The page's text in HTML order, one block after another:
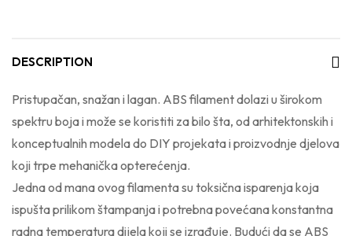
DESCRIPTION
Pristupačan, snažan i lagan. ABS filament dolazi u širokom
spektru boja i može se koristiti za bilo šta, od arhitektonskih i
konceptualnih modela do DIY projekata i proizvodnje djelova
koji trpe mehanička opterećenja.
Jedna od mana ovog filamenta su toksična isparenja koja
ispušta prilikom štampanja i potrebna povećana konstantna
radna temperatura dijela koji se izrađuje. Budući da se ABS